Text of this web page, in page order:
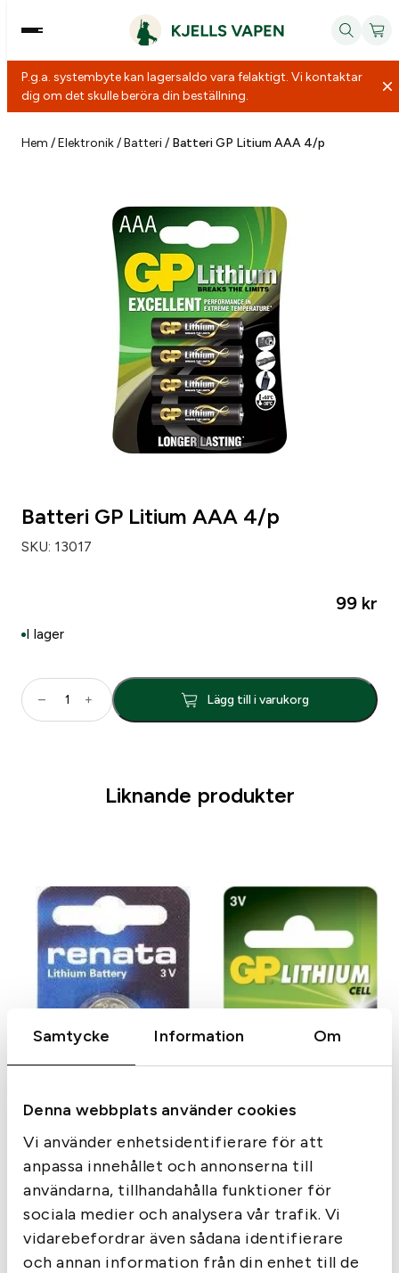
Samtycke Information Om
Denna webbplats använder cookies
Vi använder enhetsidentifierare för att
anpassa innehållet och annonserna till
användarna, tillhandahålla funktioner för
sociala medier och analysera vår trafik. Vi
vidarebefordrar även sådana identifierare
och annan information från din enhet till de
P.g.a. systembyte kan lagersaldo vara felaktigt. Vi kontaktar
dig om det skulle beröra din beställning.
Hem /Elektronik/Batteri/ Batteri GP Litium AAA 4/p
Batteri GP Litium AAA 4/p
SKU: 13017
99 kr
I lager
B
a
p
m
d
– + Lägg till i varukorg
Liknande produkter
Batteri 1225 Renata
Lithium
30kr
I lager
Batteri 1620 GP 1-pack
25 kr
I lager